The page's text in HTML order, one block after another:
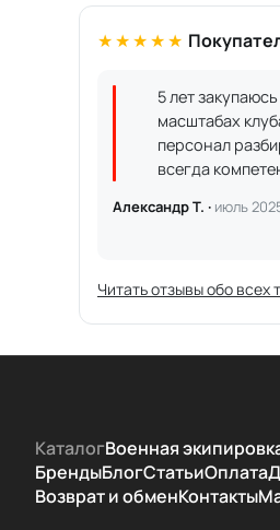
★★★★★
5 лет
масштабах
персонал
всегда
Александр Т. · июль
Читать отзывы обо всех
КаталогВоенная
БрендыБлогСтатьиОплата
Возврат и обменКонтакты